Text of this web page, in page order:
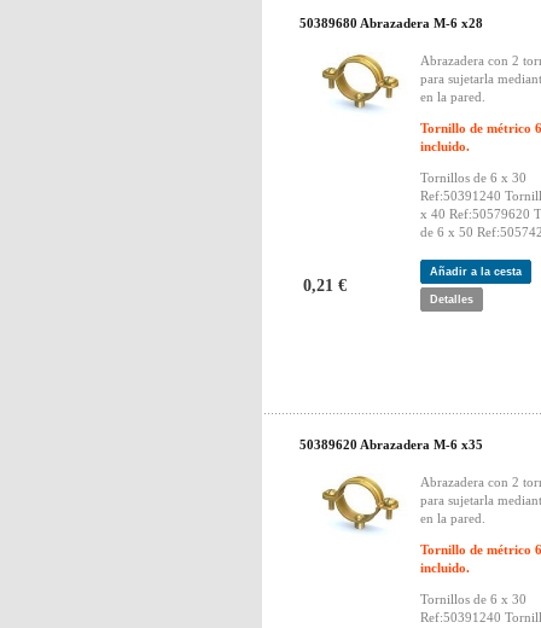
50389680 Abrazadera M-6 x28
Abrazadera con 2
para sujetarla
en la pared.
Tornillo de métrico
incluido.
Tornillos de 6 x 30
Ref:50391240
x 40 Ref:50579620
de 6 x 50
0,21 €
Añadir a la cesta
Detalles
50389620 Abrazadera M-6 x35
Abrazadera con 2
para sujetarla
en la pared.
Tornillo de métrico
incluido.
Tornillos de 6 x 30
Ref:50391240